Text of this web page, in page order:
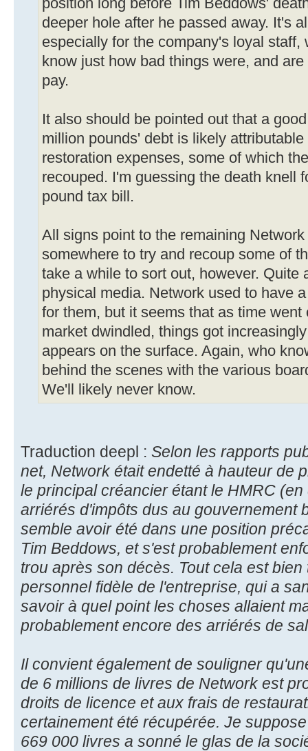
deeper hole after he passed away. It's
especially for the company's loyal staff,
know just how bad things were, and
pay.
It also should be pointed out that a
million pounds' debt is likely
restoration expenses, some of which
recouped. I'm guessing the death knell
pound tax bill.
All signs point to the remaining
somewhere to try and recoup some of
take a while to sort out, however. Quite
physical media. Network used to have
for them, but it seems that as time
market dwindled, things got
appears on the surface. Again, who
behind the scenes with the various
We'll likely never know.
Traduction deepl : Selon les rapports
net, Network était endetté à hauteur de
le principal créancier étant le HMRC
arriérés d'impôts dus au gouvernement
semble avoir été dans une position
Tim Beddows, et s'est probablement
trou après son décès. Tout cela est
personnel fidèle de l'entreprise, qui a
savoir à quel point les choses allaient
probablement encore des arriérés de
Il convient également de souligner
de 6 millions de livres de Network est
droits de licence et aux frais de
certainement été récupérée. Je
669 000 livres a sonné le glas de la